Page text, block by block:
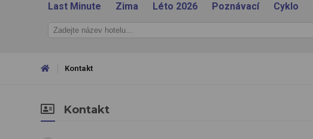
Last Minute Zima Léto 2026 Poznávací Cyklo
Kontakt
Kontakt